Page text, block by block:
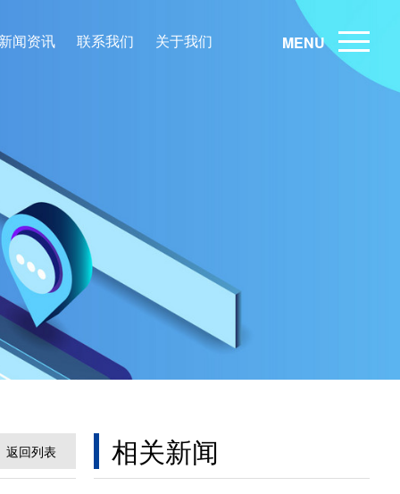
新闻资讯 联系我们 关于我们 MENU
返回列表 相关新闻